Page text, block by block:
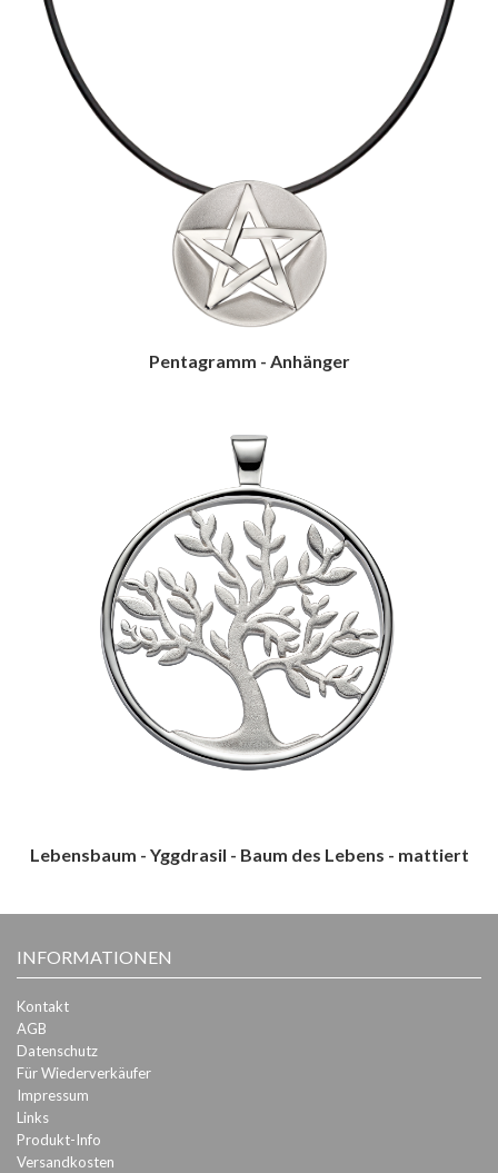
Pentagramm - Anhänger
Lebensbaum - Yggdrasil - Baum des Lebens - mattiert
INFORMATIONEN
Kontakt
AGB
Datenschutz
Für Wiederverkäufer
Impressum
Links
Produkt-Info
Versandkosten